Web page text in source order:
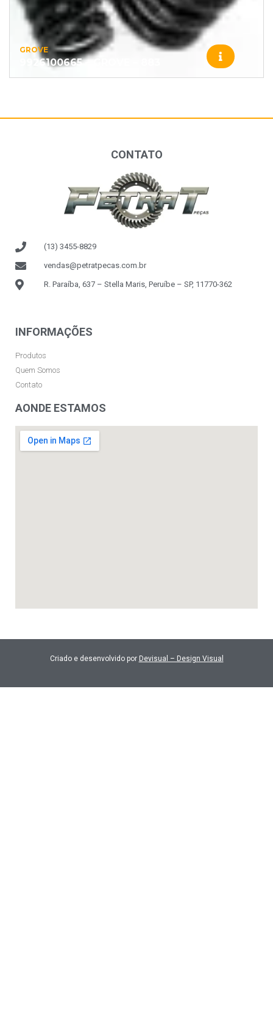
GROVE
9926100665 – GROVE – 883
CONTATO
(13) 3455-8829
vendas@petratpecas.com.br
R. Paraíba, 637 – Stella Maris, Peruíbe – SP, 11770-362
INFORMAÇÕES
Produtos
Quem Somos
Contato
AONDE ESTAMOS
Criado e desenvolvido por Devisual – Design Visual